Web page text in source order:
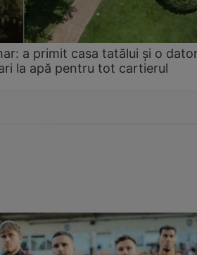
a primit casa tatălui și o
la apă pentru tot cartierul